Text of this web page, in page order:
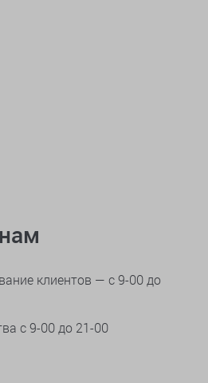
клиентов — с 9-00 до
с 9-00 до 21-00